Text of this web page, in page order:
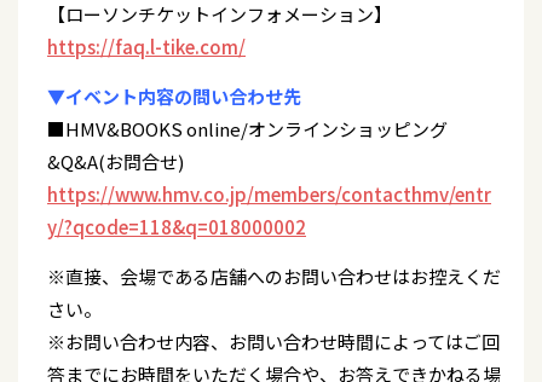
【ローソンチケットインフォメーション】
https://faq.l-tike.com/
▼イベント内容の問い合わせ先
■HMV&BOOKS online/オンラインショッピング
&Q&A(お問合せ)
https://www.hmv.co.jp/members/contacthmv/entr
y/?qcode=118&q=018000002
※直接、会場である店舗へのお問い合わせはお控えくだ
さい。
※お問い合わせ内容、お問い合わせ時間によってはご回
答までにお時間をいただく場合や、お答えできかねる場